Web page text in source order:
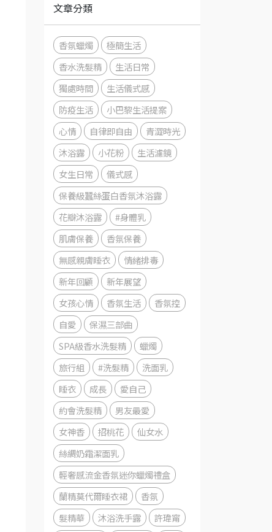
文章分類
香氛蠟燭
極簡生活
香水洗髮精
生活日常
獨處時間
生活儀式感
防疫生活
小巴黎生活提案
心情
自律即自由
青澀時光
沐浴露
小花粉
生活濾鏡
女生日常
儀式感
保養級蠶絲蛋白香氛沐浴露
花瓣沐浴露
#身體乳
肌膚保養
香氛保養
無感親膚睡衣
情緒排毒
新年回顧
新年展望
女孩心情
香氛生活
香氛控
自愛
保濕三部曲
SPA級香水洗髮精
蠟燭
旅行組
#洗髮精
洗面乳
睡衣
成長
愛自己
約會洗髮精
男友最愛
女神香
招桃花
仙女水
絲綢奶霜潔面乳
輕奢感流金香氛迷你蠟燭禮盒
蘭精莫代爾睡衣裙
香氛
髮精華
沐浴洗手露
許瑋甯